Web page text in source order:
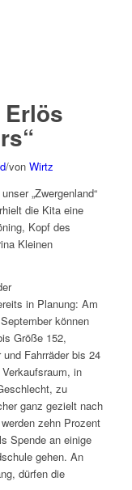
Erlös
/von Wirtz
„Zwergenland“
die Kita eine
Kopf des
Kleinen
in Planung: Am
können
Größe 152,
Fahrräder bis 24
in
zu
ganz gezielt nach
zehn Prozent
Spende an einige
gehen. An
dürfen die